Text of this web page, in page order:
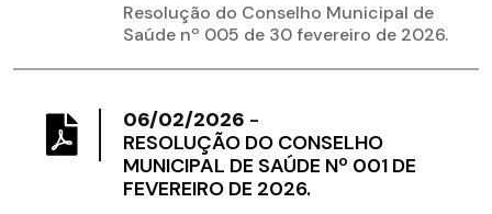
Resolução do Conselho Municipal de
Saúde nº 005 de 30 fevereiro de 2026.
06/02/2026 -
RESOLUÇÃO DO CONSELHO
MUNICIPAL DE SAÚDE Nº 001 DE
FEVEREIRO DE 2026.